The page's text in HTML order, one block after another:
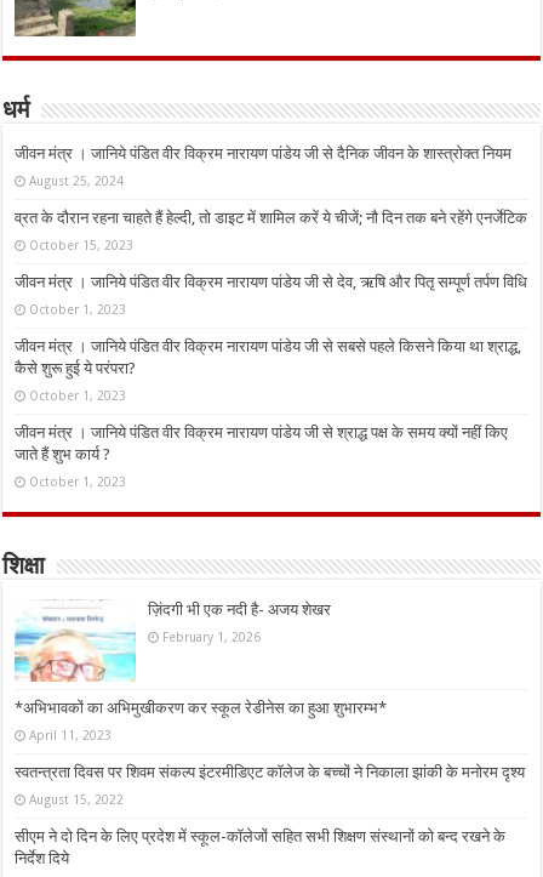
धर्म
जीवन मंत्र । जानिये पंडित वीर विक्रम नारायण पांडेय जी से दैनिक जीवन के शास्त्रोक्त नियम
August 25, 2024
व्रत के दौरान रहना चाहते हैं हेल्दी, तो डाइट में शामिल करें ये चीजें; नौ दिन तक बने रहेंगे एनर्जेटिक
October 15, 2023
जीवन मंत्र । जानिये पंडित वीर विक्रम नारायण पांडेय जी से देव, ऋषि और पितृ सम्पूर्ण तर्पण विधि
October 1, 2023
जीवन मंत्र । जानिये पंडित वीर विक्रम नारायण पांडेय जी से सबसे पहले किसने किया था श्राद्ध,
कैसे शुरू हुई ये परंपरा?
October 1, 2023
जीवन मंत्र । जानिये पंडित वीर विक्रम नारायण पांडेय जी से श्राद्ध पक्ष के समय क्यों नहीं किए
जाते हैं शुभ कार्य ?
October 1, 2023
शिक्षा
ज़िंदगी भी एक नदी है- अजय शेखर
February 1, 2026
*अभिभावकों का अभिमुखीकरण कर स्कूल रेडीनेस का हुआ शुभारम्भ*
April 11, 2023
स्वतन्त्रता दिवस पर शिवम संकल्प इंटरमीडिएट कॉलेज के बच्चों ने निकाला झांकी के मनोरम दृश्य
August 15, 2022
सीएम ने दो दिन के लिए प्रदेश में स्कूल-कॉलेजों सहित सभी शिक्षण संस्थानों को बन्द रखने के
निर्देश दिये